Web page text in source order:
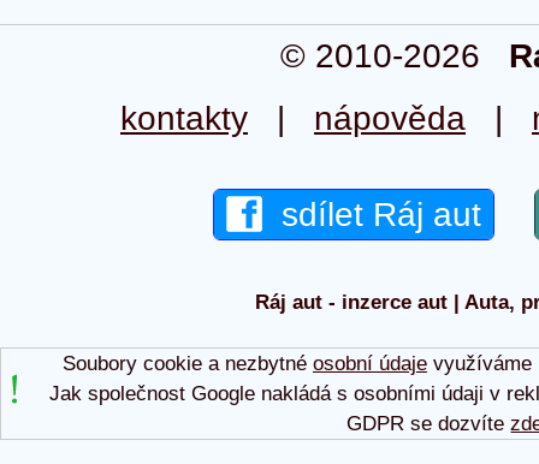
© 2010-2026
kontakty | nápověda |
sdílet Ráj aut
Ráj aut - inzerce aut | Auta,
Soubory cookie a nezbytné osobní údajevyužíváme
Jak společnost Google nakládá s osobními údaji v
GDPR se dozvíte